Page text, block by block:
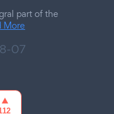
part of the
More
07